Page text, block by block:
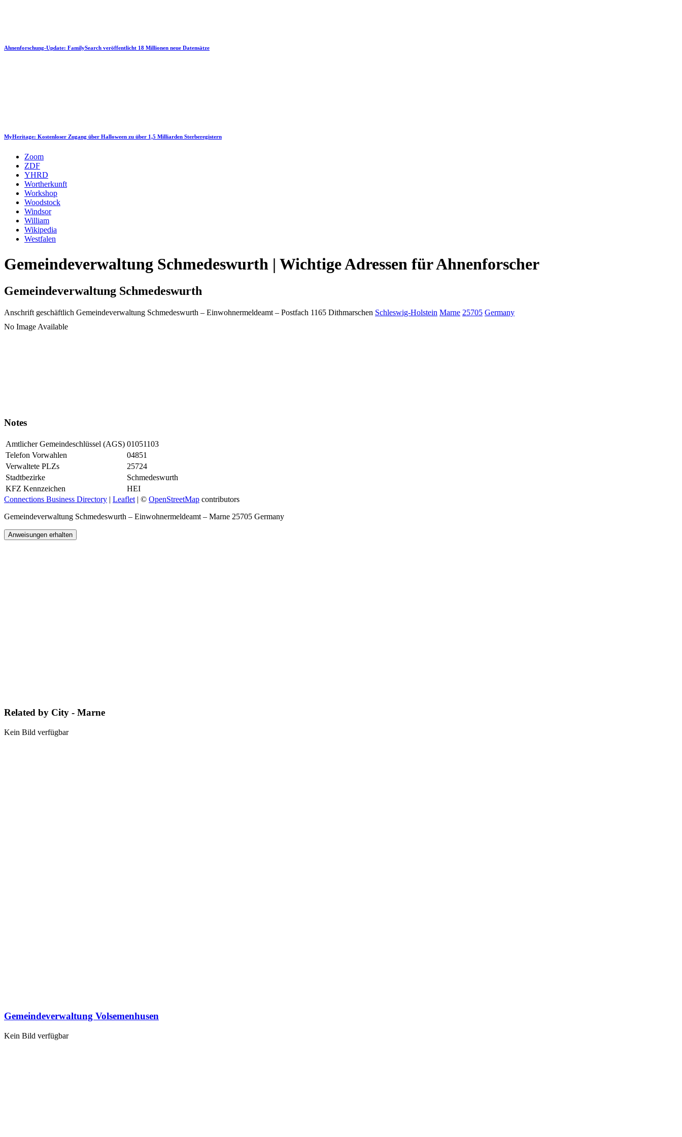
Ahnenforschung-Update: FamilySearch veröffentlicht 18 Millionen neue Datensätze
MyHeritage: Kostenloser Zugang über Halloween zu über 1,5 Milliarden Sterberegistern
Zoom
ZDF
YHRD
Wortherkunft
Workshop
Woodstock
Windsor
William
Wikipedia
Westfalen
Gemeindeverwaltung Schmedeswurth | Wichtige Adressen für Ahnenforscher
Gemeindeverwaltung Schmedeswurth
Anschrift geschäftlich Gemeindeverwaltung Schmedeswurth – Einwohnermeldeamt – Postfach 1165 Dithmarschen Schleswig-Holstein Marne 25705 Germany
No Image Available
Notes
Amtlicher Gemeindeschlüssel (AGS) 01051103
Telefon Vorwahlen
04851
Verwaltete PLZs
25724
Stadtbezirke
Schmedeswurth
KFZ Kennzeichen
HEI
Connections Business Directory | Leaflet | © OpenStreetMap contributors
Gemeindeverwaltung Schmedeswurth – Einwohnermeldeamt – Marne 25705 Germany
Anweisungen erhalten
Related by City - Marne
Kein Bild verfügbar
Gemeindeverwaltung Volsemenhusen
Kein Bild verfügbar